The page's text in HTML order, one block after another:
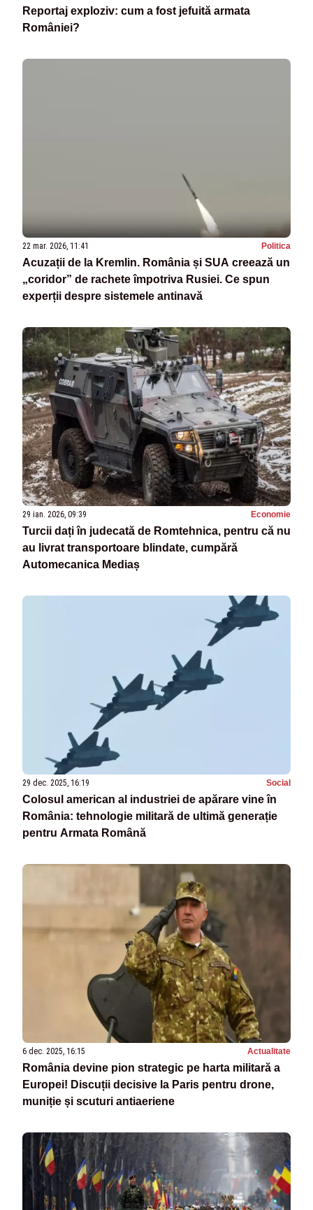
Reportaj exploziv: cum a fost jefuită armata
României?
22 mar. 2026, 11:41 Politica
Acuzații de la Kremlin. România și SUA creează un
„coridor” de rachete împotriva Rusiei. Ce spun
experții despre sistemele antinavă
29 ian. 2026, 09:39 Economie
Turcii dați în judecată de Romtehnica, pentru că nu
au livrat transportoare blindate, cumpără
Automecanica Mediaș
29 dec. 2025, 16:19 Social
Colosul american al industriei de apărare vine în
România: tehnologie militară de ultimă generație
pentru Armata Română
6 dec. 2025, 16:15 Actualitate
România devine pion strategic pe harta militară a
Europei! Discuții decisive la Paris pentru drone,
muniție și scuturi antiaeriene